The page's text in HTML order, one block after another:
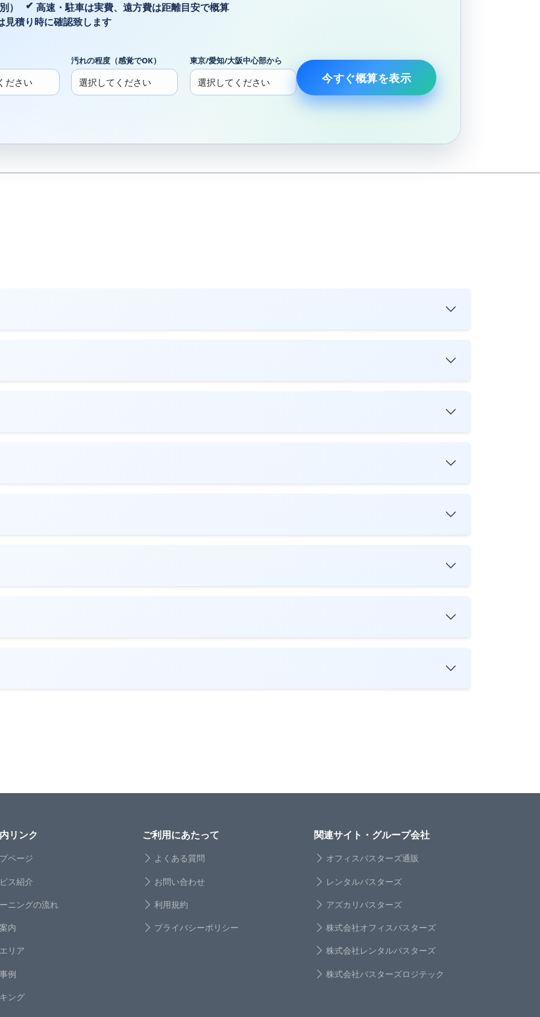
）
高速・駐車は実費、遠方費は距離目安で概算
見積り時に確認致します
汚れの程度（感覚でOK） 東京/愛知/大阪中心部から
今すぐ概算を表示
リンク
ページ
ス紹介
ニングの流れ
内
リア
例
ング
ご利用にあたって
よくある質問
お問い合わせ
利用規約
プライバシーポリシー
関連サイト・グループ会社
オフィスバスターズ通販
レンタルバスターズ
アズカリバスターズ
株式会社オフィスバスターズ
株式会社レンタルバスターズ
株式会社バスターズロジテック